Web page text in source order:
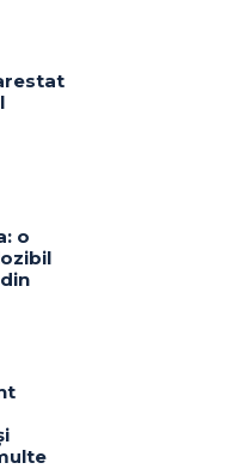
o